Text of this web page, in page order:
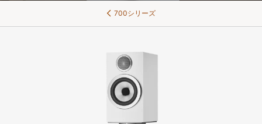
700シリーズ